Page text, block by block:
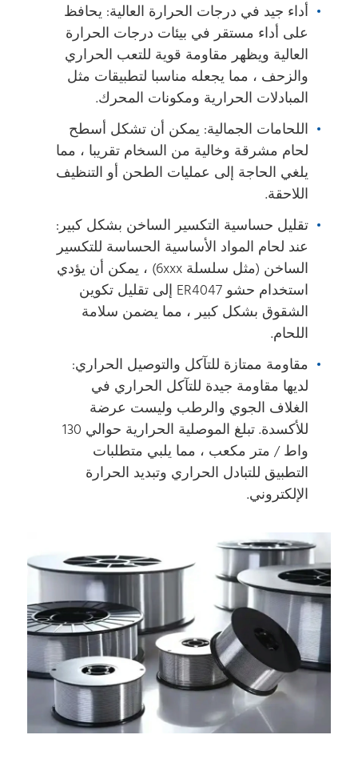
أداء جيد في درجات الحرارة العالية: يحافظ
على أداء مستقر في بيئات درجات الحرارة
العالية ويظهر مقاومة قوية للتعب الحراري
والزحف ، مما يجعله مناسبا لتطبيقات مثل
المبادلات الحرارية ومكونات المحرك.
اللحامات الجمالية: يمكن أن تشكل أسطح
لحام مشرقة وخالية من السخام تقريبا ، مما
يلغي الحاجة إلى عمليات الطحن أو التنظيف
اللاحقة.
تقليل حساسية التكسير الساخن بشكل كبير:
عند لحام المواد الأساسية الحساسة للتكسير
الساخن (مثل سلسلة 6xxx) ، يمكن أن يؤدي
استخدام حشو ER4047 إلى تقليل تكوين
الشقوق بشكل كبير ، مما يضمن سلامة
اللحام.
مقاومة ممتازة للتآكل والتوصيل الحراري:
لديها مقاومة جيدة للتآكل الحراري في
الغلاف الجوي والرطب وليست عرضة
للأكسدة. تبلغ الموصلية الحرارية حوالي 130
واط / متر مكعب ، مما يلبي متطلبات
التطبيق للتبادل الحراري وتبديد الحرارة
الإلكتروني.